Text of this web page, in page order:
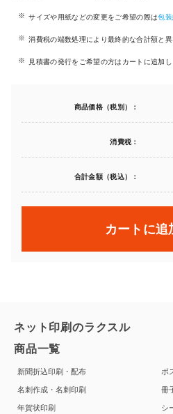
サイズや用紙などの変更をご希望の際は包
消費税の端数処理により最終的な合計額と異
見積書の発行をご希望の方はカートに追加
商品価格（税別）：
消費税：
合計金額（税込）：
カートに追
ネット印刷のラクスル
商品一覧
新聞折込印刷・配布
名刺作成・名刺印刷
年賀状印刷
ポ
冊
シ